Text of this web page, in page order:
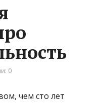
0
чем сто лет